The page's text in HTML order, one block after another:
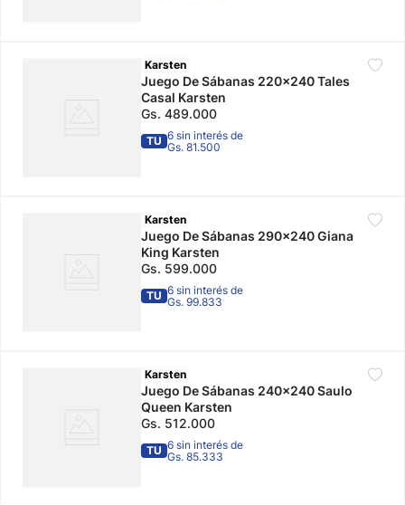
Karsten
Juego De Sábanas 220x240 Tales
Casal Karsten
Gs. 489.000
TU 6 sin interés de
Gs. 81.500
Karsten
Juego De Sábanas 290x240 Giana
King Karsten
Gs. 599.000
TU 6 sin interés de
Gs. 99.833
Karsten
Juego De Sábanas 240x240 Saulo
Queen Karsten
Gs. 512.000
TU 6 sin interés de
Gs. 85.333